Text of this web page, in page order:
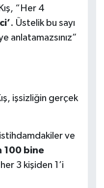
“Her 4
. Üstelik bu sayı
anlatamazsınız”
işsizliğin gerçek
ve
100 bine
3 kişiden 1’i